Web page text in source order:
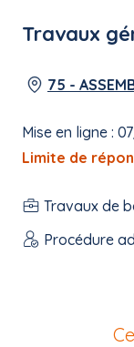
Travaux
75 -
Mise en ligne :
Limite de
Travaux de
Procédure